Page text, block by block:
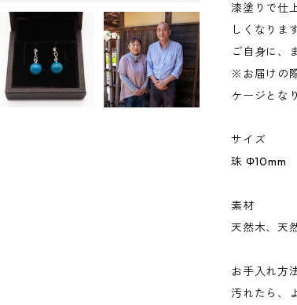
漆塗りで仕
しくなりま
ご自身に、
※お届けの
ケージとな
サイズ
珠 Φ10mm
素材
天然木、天
お手入れ方
汚れたら、